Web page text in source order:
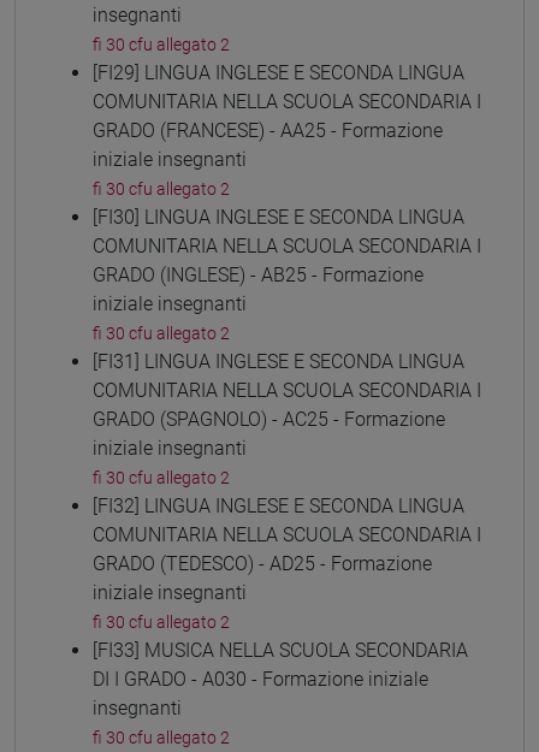
insegnanti
fi 30 cfu allegato 2
[FI29] LINGUA INGLESE E SECONDA LINGUA
COMUNITARIA NELLA SCUOLA SECONDARIA I
GRADO (FRANCESE) - AA25 - Formazione
iniziale insegnanti
fi 30 cfu allegato 2
[FI30] LINGUA INGLESE E SECONDA LINGUA
COMUNITARIA NELLA SCUOLA SECONDARIA I
GRADO (INGLESE) - AB25 - Formazione
iniziale insegnanti
fi 30 cfu allegato 2
[FI31] LINGUA INGLESE E SECONDA LINGUA
COMUNITARIA NELLA SCUOLA SECONDARIA I
GRADO (SPAGNOLO) - AC25 - Formazione
iniziale insegnanti
fi 30 cfu allegato 2
[FI32] LINGUA INGLESE E SECONDA LINGUA
COMUNITARIA NELLA SCUOLA SECONDARIA I
GRADO (TEDESCO) - AD25 - Formazione
iniziale insegnanti
fi 30 cfu allegato 2
[FI33] MUSICA NELLA SCUOLA SECONDARIA
DI I GRADO - A030 - Formazione iniziale
insegnanti
fi 30 cfu allegato 2